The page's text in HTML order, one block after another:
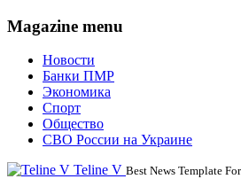
Magazine menu
Новости
Банки ПМР
Экономика
Спорт
Общество
СВО России на Украине
Teline V Best News Template